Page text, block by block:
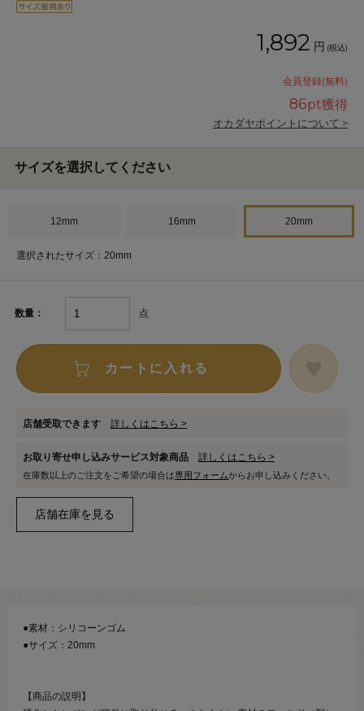
1,892 円 (税込)
会員登録(無料)
86pt獲得
オカダヤポイントについて >
サイズを選択してください
12mm 16mm 20mm
選択されたサイズ：20mm
数量： 点
カートに入れる
店舗受取できます 詳しくはこちら >
お取り寄せ申し込みサービス対象商品 詳しくはこちら >
在庫数以上のご注文をご希望の場合は専用フォームからお申し込みください。
●素材：シリコーンゴム
●サイズ：20mm
【商品の説明】